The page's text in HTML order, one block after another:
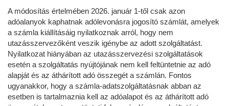
A módosítás értelmében 2026. január 1-től csak azon
adóalanyok kaphatnak adólevonásra jogosító számlát, amelyek
a számla kiállításáig nyilatkoznak arról, hogy nem
utazásszervezőként veszik igénybe az adott szolgáltatást.
Nyilatkozat hiányában az utazásszervezési szolgáltatások
esetén a szolgáltatás nyújtójának nem kell feltüntetnie az adó
alapját és az áthárított adó összegét a számlán. Fontos
ugyanakkor, hogy a számla-adatszolgáltatásnak abban az
esetben is tartalmaznia kell az adóalapot és az áthárított adó